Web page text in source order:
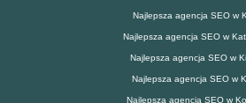
Najlepsza agencja SEO w
Najlepsza agencja SEO w
Najlepsza agencja SEO w
Najlepsza agencja SEO w
Najlepsza agencja SEO w